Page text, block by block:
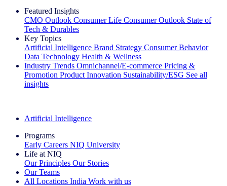
Featured Insights
CMO Outlook Consumer Life Consumer Outlook State of
Tech & Durables
Key Topics
Artificial Intelligence Brand Strategy Consumer Behavior
Data Technology Health & Wellness
Industry Trends Omnichannel/E-commerce Pricing &
Promotion Product Innovation Sustainability/ESG See all
insights
Artificial Intelligence
Programs
Early Careers NIQ University
Life at NIQ
Our Principles Our Stories
Our Teams
All Locations India Work with us